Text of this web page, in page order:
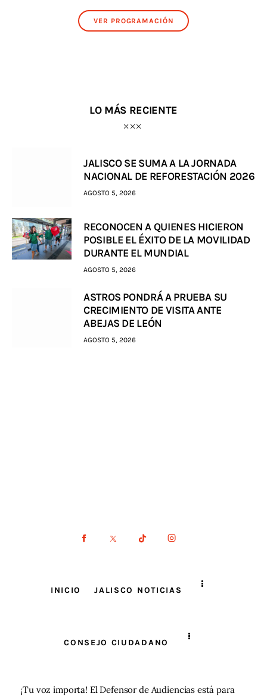
VER PROGRAMACIÓN
LO MÁS RECIENTE
JALISCO SE SUMA A LA JORNADA
NACIONAL DE REFORESTACIÓN 2026
AGOSTO 5, 2026
RECONOCEN A QUIENES HICIERON
POSIBLE EL ÉXITO DE LA MOVILIDAD
DURANTE EL MUNDIAL
AGOSTO 5, 2026
ASTROS PONDRÁ A PRUEBA SU
CRECIMIENTO DE VISITA ANTE
ABEJAS DE LEÓN
AGOSTO 5, 2026
INICIO JALISCO NOTICIAS
CONSEJO CIUDADANO
¡Tu voz importa! El Defensor de Audiencias está para